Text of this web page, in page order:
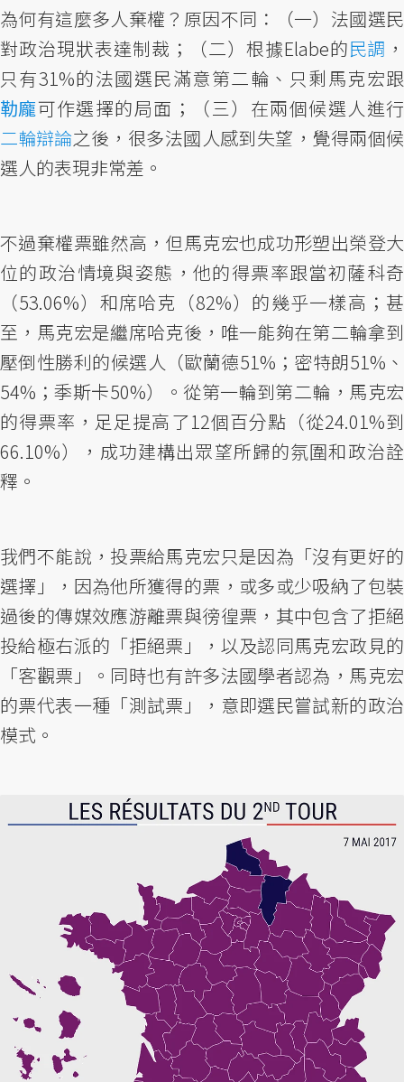
為何有這麼多人棄權？原因不同：（一）法國選民
對政治現狀表達制裁；（二）根據Elabe的民調 ，
只有31%的法國選民滿意第二輪、只剩馬克宏跟
勒龐可作選擇的局面；（三）在兩個候選人進行
二輪辯論之後，很多法國人感到失望，覺得兩個候
選人的表現非常差。
不過棄權票雖然高，但馬克宏也成功形塑出榮登大
位的政治情境與姿態，他的得票率跟當初薩科奇
（53.06%）和席哈克（82%）的幾乎一樣高；甚
至，馬克宏是繼席哈克後，唯一能夠在第二輪拿到
壓倒性勝利的候選人（歐蘭德51%；密特朗51%、
54%；季斯卡50%）。從第一輪到第二輪，馬克宏
的得票率，足足提高了12個百分點（從24.01%到
66.10%），成功建構出眾望所歸的氛圍和政治詮
釋。
我們不能說，投票給馬克宏只是因為「沒有更好的
選擇」，因為他所獲得的票，或多或少吸納了包裝
過後的傳媒效應游離票與徬徨票，其中包含了拒絕
投給極右派的「拒絕票」，以及認同馬克宏政見的
「客觀票」。同時也有許多法國學者認為，馬克宏
的票代表一種「測試票」，意即選民嘗試新的政治
模式。